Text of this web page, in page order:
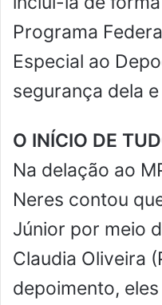
Programa
Especial ao
segurança dela
O INÍCIO DE
Na delação ao
Neres contou
Júnior por meio
Claudia Oliveira
depoimento,